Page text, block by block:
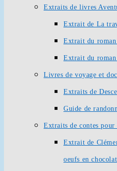
Extraits de livres
Extrait de La
Extrait du
Extrait du roman
Livres de voyage et
Extraits de
Guide de
Extraits de contes pour
Extrait de
oeufs en chocolat